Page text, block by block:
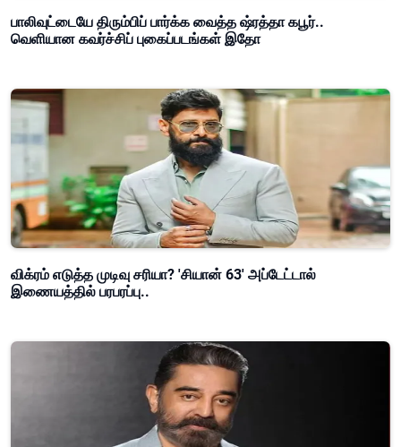
பாலிவுட்டையே திரும்பிப் பார்க்க வைத்த ஷ்ரத்தா கபூர்..
வெளியான கவர்ச்சிப் புகைப்படங்கள் இதோ
விக்ரம் எடுத்த முடிவு சரியா? 'சியான் 63' அப்டேட்டால்
இணையத்தில் பரபரப்பு..